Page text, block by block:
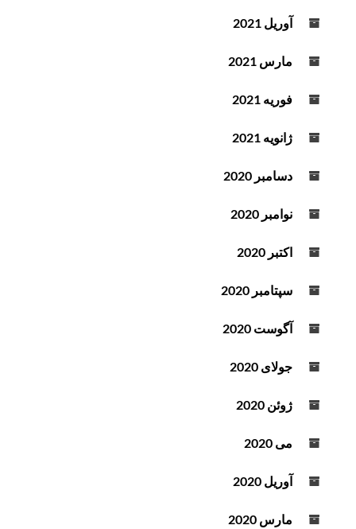
آوریل 2021
مارس 2021
فوریه 2021
ژانویه 2021
دسامبر 2020
نوامبر 2020
اکتبر 2020
سپتامبر 2020
آگوست 2020
جولای 2020
ژوئن 2020
می 2020
آوریل 2020
مارس 2020